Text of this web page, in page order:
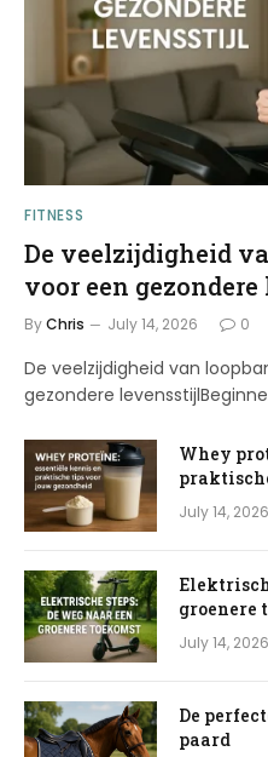
FITNESS
De veelzijdigheid
voor een
ByChris July 14, 2026 0
De veelzijdigheid van
gezondere
Whey
July 14, 2026
groenere
July 14, 2026
De
paard